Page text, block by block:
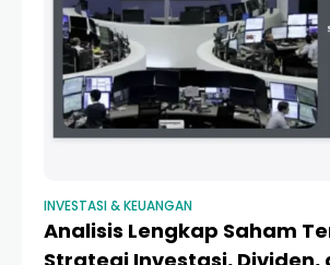
INVESTASI & KEUANGAN
Analisis Lengkap Saham